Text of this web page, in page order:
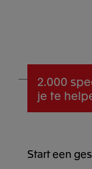
2.000
je te
Start een